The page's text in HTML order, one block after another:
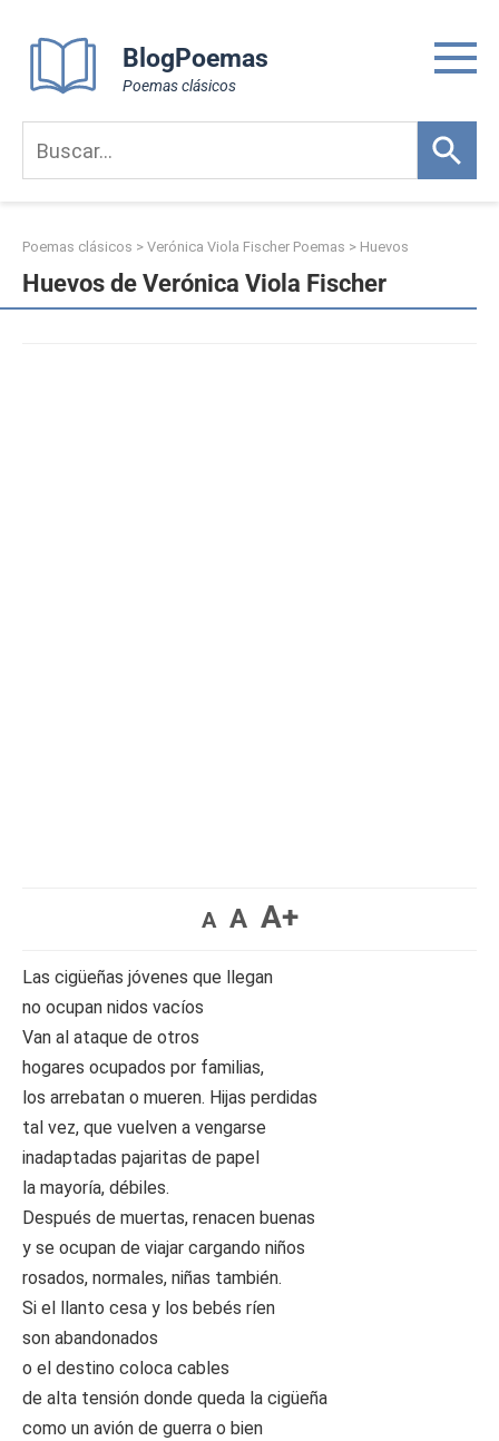
content
BlogPoemas
Poemas clásicos
Poemas clásicos > Verónica Viola Fischer Poemas > Huevos
Huevos de Verónica Viola Fischer
A A A+
Las cigüeñas jóvenes que llegan
no ocupan nidos vacíos
Van al ataque de otros
hogares ocupados por familias,
los arrebatan o mueren. Hijas perdidas
tal vez, que vuelven a vengarse
inadaptadas pajaritas de papel
la mayoría, débiles.
Después de muertas, renacen buenas
y se ocupan de viajar cargando niños
rosados, normales, niñas también.
Si el llanto cesa y los bebés ríen
son abandonados
o el destino coloca cables
de alta tensión donde queda la cigüeña
como un avión de guerra o bien